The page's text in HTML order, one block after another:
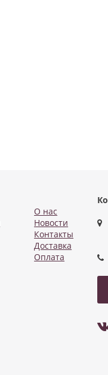
О нас
Новости
Контакты
Доставка
Оплата